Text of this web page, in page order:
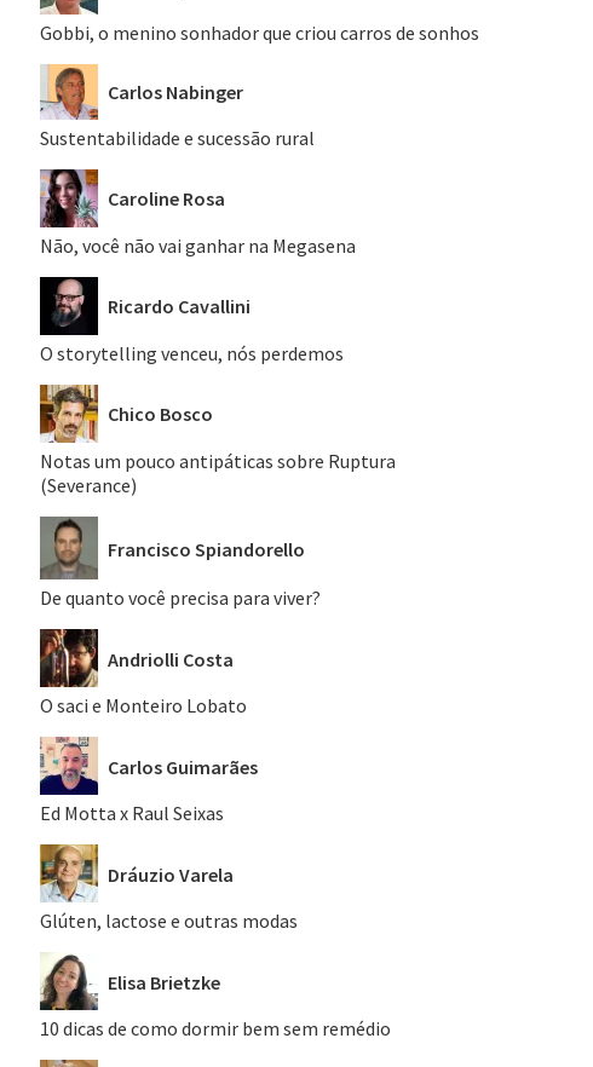
Gobbi, o menino sonhador que criou carros de sonhos
Carlos Nabinger
Sustentabilidade e sucessão rural
Caroline Rosa
Não, você não vai ganhar na Megasena
Ricardo Cavallini
O storytelling venceu, nós perdemos
Chico Bosco
Notas um pouco antipáticas sobre Ruptura
(Severance)
Francisco Spiandorello
De quanto você precisa para viver?
Andriolli Costa
O saci e Monteiro Lobato
Carlos Guimarães
Ed Motta x Raul Seixas
Dráuzio Varela
Glúten, lactose e outras modas
Elisa Brietzke
10 dicas de como dormir bem sem remédio